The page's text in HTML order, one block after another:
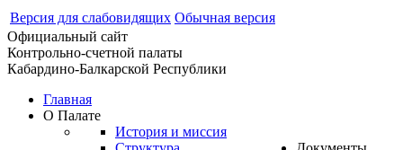
Версия для слабовидящих Обычная версия
Официальный сайт
Контрольно-счетной палаты
Кабардино-Балкарской Республики
Главная
О Палате
История и миссия